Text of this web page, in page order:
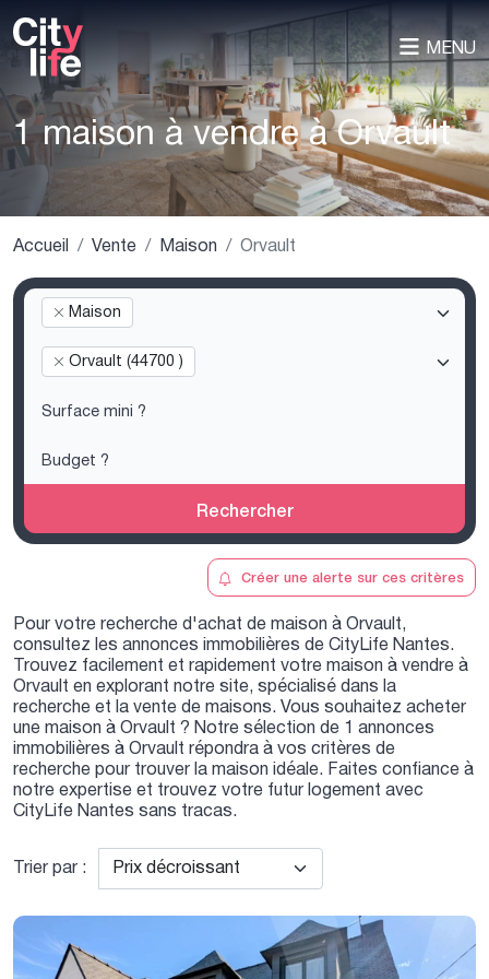
MENU
1 maison à vendre à Orvault
Accueil Vente Maison Orvault
Maison
Orvault (44700 )
Rechercher
Créer une alerte sur ces critères
Pour votre recherche d'achat de maison à Orvault,
consultez les annonces immobilières de CityLife Nantes.
Trouvez facilement et rapidement votre maison à vendre à
Orvault en explorant notre site, spécialisé dans la
recherche et la vente de maisons. Vous souhaitez acheter
une maison à Orvault ? Notre sélection de 1 annonces
immobilières à Orvault répondra à vos critères de
recherche pour trouver la maison idéale. Faites confiance à
notre expertise et trouvez votre futur logement avec
CityLife Nantes sans tracas.
Trier par :